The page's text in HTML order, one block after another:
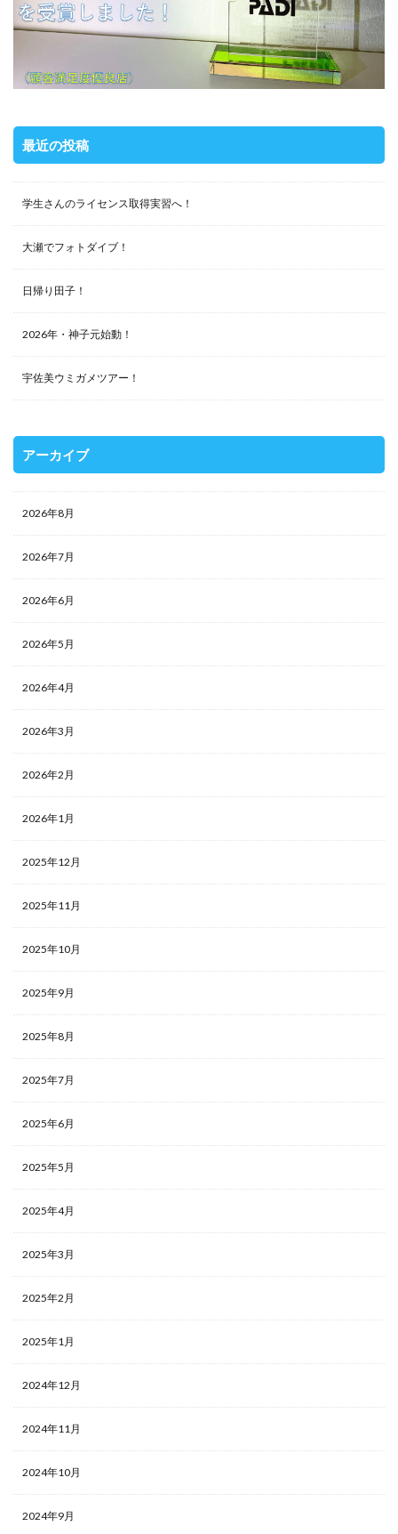
最近の投稿
学生さんのライセンス取得実習へ！
大瀬でフォトダイブ！
日帰り田子！
2026年・神子元始動！
宇佐美ウミガメツアー！
アーカイブ
2026年8月
2026年7月
2026年6月
2026年5月
2026年4月
2026年3月
2026年2月
2026年1月
2025年12月
2025年11月
2025年10月
2025年9月
2025年8月
2025年7月
2025年6月
2025年5月
2025年4月
2025年3月
2025年2月
2025年1月
2024年12月
2024年11月
2024年10月
2024年9月